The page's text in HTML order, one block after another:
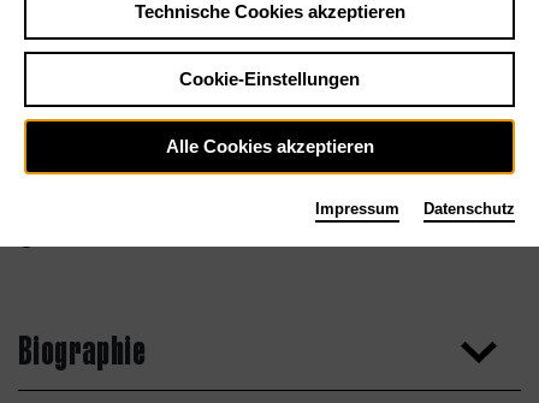
Biographie
Technische Cookies akzeptieren
Cookie-Einstellungen
Alle Cookies akzeptieren
Impressum Datenschutz